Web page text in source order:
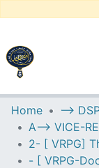
UNIVERSITY
Communities &
All of DSpace
Home